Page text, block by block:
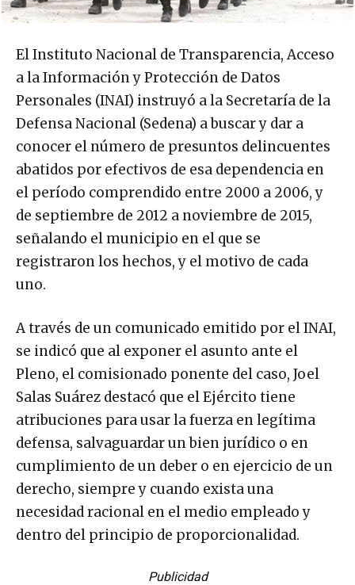
El Instituto Nacional de Transparencia, Acceso
a la Información y Protección de Datos
Personales (INAI) instruyó a la Secretaría de la
Defensa Nacional (Sedena) a buscar y dar a
conocer el número de presuntos delincuentes
abatidos por efectivos de esa dependencia en
el período comprendido entre 2000 a 2006, y
de septiembre de 2012 a noviembre de 2015,
señalando el municipio en el que se
registraron los hechos, y el motivo de cada
uno.
A través de un comunicado emitido por el INAI,
se indicó que al exponer el asunto ante el
Pleno, el comisionado ponente del caso, Joel
Salas Suárez destacó que el Ejército tiene
atribuciones para usar la fuerza en legítima
defensa, salvaguardar un bien jurídico o en
cumplimiento de un deber o en ejercicio de un
derecho, siempre y cuando exista una
necesidad racional en el medio empleado y
dentro del principio de proporcionalidad.
Publicidad